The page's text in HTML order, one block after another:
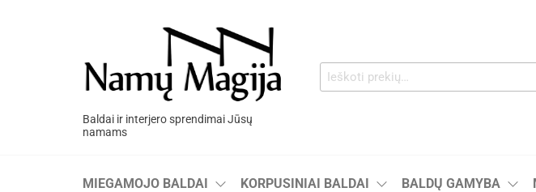
Baldai ir interjero sprendimai Jūsų
namams
MIEGAMOJO BALDAI KORPUSINIAI BALDAI BALDŲ GAMYBA